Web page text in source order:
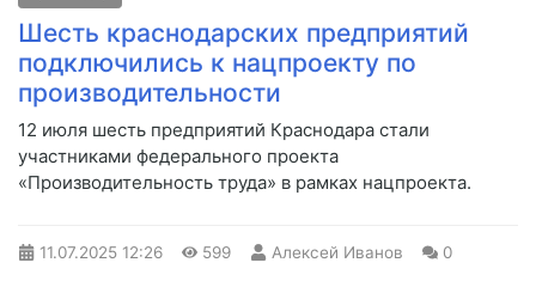
Шесть краснодарских предприятий
подключились к нацпроекту по
производительности
12 июля шесть предприятий Краснодара стали
участниками федерального проекта
«Производительность труда» в рамках нацпроекта.
11.07.2025 12:26 599 Алексей Иванов 0